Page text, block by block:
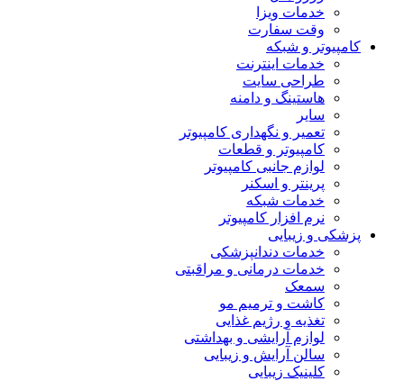
خدمات ویزا
وقت سفارت
کامپیوتر و شبکه
خدمات اینترنت
طراحی سایت
هاستینگ و دامنه
سایر
تعمیر و نگهداری کامپیوتر
کامپیوتر و قطعات
لوازم جانبی کامپیوتر
پرینتر و اسکنر
خدمات شبکه
نرم افزار کامپیوتر
پزشکی و زیبایی
خدمات دندانپزشکی
خدمات درمانی و مراقبتی
سمعک
کاشت و ترمیم مو
تغذیه و رژیم غذایی
لوازم آرایشی و بهداشتی
سالن آرایش و زیبایی
کلینیک زیبایی